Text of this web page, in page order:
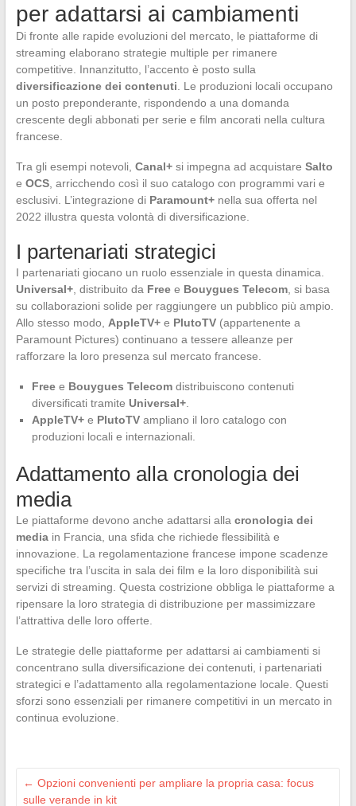
per adattarsi ai cambiamenti
Di fronte alle rapide evoluzioni del mercato, le piattaforme di
streaming elaborano strategie multiple per rimanere
competitive. Innanzitutto, l’accento è posto sulla
diversificazione dei contenuti. Le produzioni locali occupano
un posto preponderante, rispondendo a una domanda
crescente degli abbonati per serie e film ancorati nella cultura
francese.
Tra gli esempi notevoli, Canal+si impegna ad acquistare Salto
e OCS, arricchendo così il suo catalogo con programmi vari e
esclusivi. L’integrazione di Paramount+nella sua offerta nel
2022 illustra questa volontà di diversificazione.
I partenariati strategici
I partenariati giocano un ruolo essenziale in questa dinamica.
Universal+, distribuito da Freee Bouygues Telecom, si basa
su collaborazioni solide per raggiungere un pubblico più ampio.
Allo stesso modo, AppleTV+e PlutoTV(appartenente a
Paramount Pictures) continuano a tessere alleanze per
rafforzare la loro presenza sul mercato francese.
Freee Bouygues Telecomdistribuiscono contenuti
diversificati tramite Universal+.
AppleTV+e PlutoTVampliano il loro catalogo con
produzioni locali e internazionali.
Adattamento alla cronologia dei
media
Le piattaforme devono anche adattarsi alla cronologia dei
mediain Francia, una sfida che richiede flessibilità e
innovazione. La regolamentazione francese impone scadenze
specifiche tra l’uscita in sala dei film e la loro disponibilità sui
servizi di streaming. Questa costrizione obbliga le piattaforme a
ripensare la loro strategia di distribuzione per massimizzare
l’attrattiva delle loro offerte.
Le strategie delle piattaforme per adattarsi ai cambiamenti si
concentrano sulla diversificazione dei contenuti, i partenariati
strategici e l’adattamento alla regolamentazione locale. Questi
sforzi sono essenziali per rimanere competitivi in un mercato in
continua evoluzione.
← Opzioni convenienti per ampliare la propria casa: focus
sulle verande in kit